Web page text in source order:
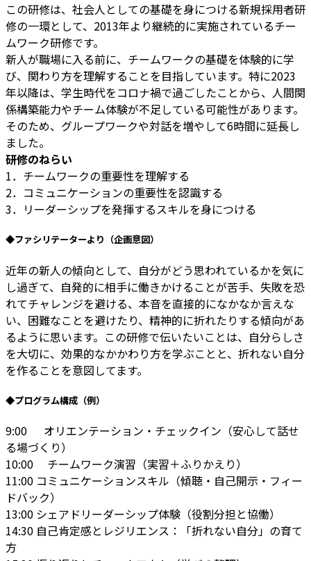
この研修は、社会人としての基礎を身につける新規採用者研
修の一環として、2013年より継続的に実施されているチー
ムワーク研修です。
新人が職場に入る前に、チームワークの基礎を体験的に学
び、関わり方を理解することを目指しています。特に2023
年以降は、学生時代をコロナ禍で過ごしたことから、人間関
係構築能力やチーム体験が不足している可能性があります。
そのため、グループワークや対話を増やして6時間に延長し
ました。
研修のねらい
1．チームワークの重要性を理解する
2．コミュニケーションの重要性を認識する
3．リーダーシップを発揮するスキルを身につける
◆ファシリテーターより（企画意図）
近年の新人の傾向として、自分がどう思われているかを気に
し過ぎて、自発的に相手に働きかけることが苦手、失敗を恐
れてチャレンジを避ける、本音を直接的になかなか言えな
い、困難なことを避けたり、精神的に折れたりする傾向があ
るように思います。この研修で伝いたいことは、自分らしさ
を大切に、効果的なかかわり方を学ぶことと、折れない自分
を作ることを意図してます。
◆プログラム構成（例）
9:00 オリエンテーション・チェックイン（安心して話せ
る場づくり）
10:00 チームワーク演習（実習＋ふりかえり）
11:00 コミュニケーションスキル（傾聴・自己開示・フィー
ドバック）
13:00 シェアドリーダーシップ体験（役割分担と協働）
14:30 自己肯定感とレジリエンス：「折れない自分」の育て
方